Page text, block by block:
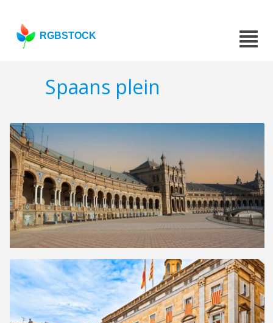
RGBSTOCK
Spaans plein